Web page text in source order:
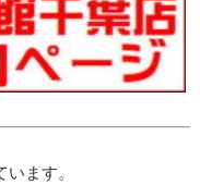
ます。